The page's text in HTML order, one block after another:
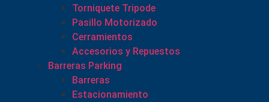
Torniquete Tripode
Pasillo Motorizado
Cerramientos
Accesorios y Repuestos
Barreras Parking
Barreras
Estacionamiento